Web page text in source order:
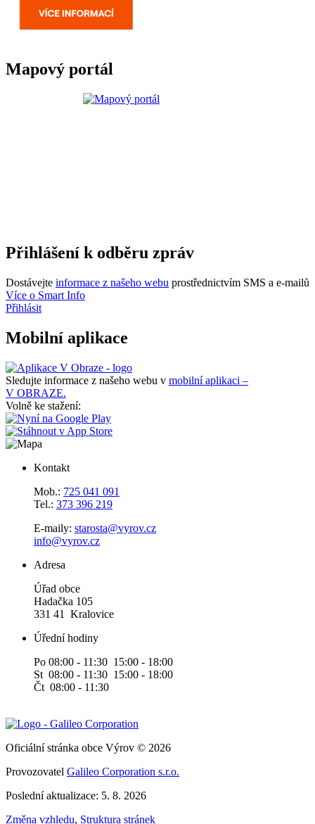
Mapový portál
Přihlášení k odběru zpráv
Dostávejte informace z našeho webu prostřednictvím SMS a e-mailů
Více o Smart Info
Přihlásit
Mobilní aplikace
Sledujte informace z našeho webu v mobilní aplikaci –
V OBRAZE.
Volně ke stažení:
Kontakt
Mob.: 725 041 091
Tel.: 373 396 219
E-maily: starosta@vyrov.cz
info@vyrov.cz
Adresa
Úřad obce
Hadačka 105
331 41 Kralovice
Úřední hodiny
Po 08:00 - 11:30 15:00 - 18:00
St 08:00 - 11:30 15:00 - 18:00
Čt 08:00 - 11:30
Oficiální stránka obce Výrov © 2026
Provozovatel Galileo Corporation s.r.o.
Poslední aktualizace: 5. 8. 2026
Změna vzhledu, Struktura stránek